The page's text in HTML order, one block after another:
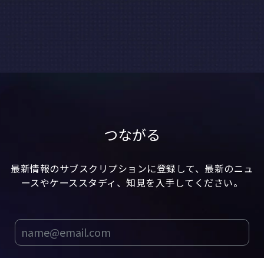
つながる
最新情報のサブスクリプションに登録して、最新のニュ
ースやケーススタディ、知見を入手してください。